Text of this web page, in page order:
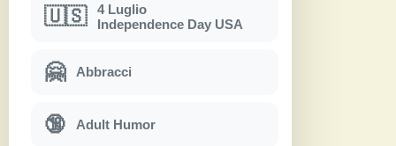
🇺🇸
4 Luglio
Independence Day USA
🤗 Abbracci
🔞 Adult Humor